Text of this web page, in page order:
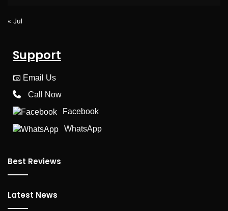
« Jul
Support
📧 Email Us
Call Now
Facebook
WhatsApp
Best Reviews
Latest News